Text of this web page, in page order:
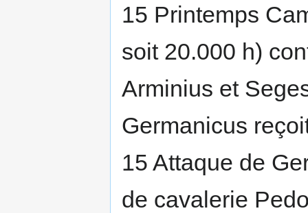
15 Printemps
soit 20.000 h)
Arminius et
Germanicus
15 Attaque de
de cavalerie